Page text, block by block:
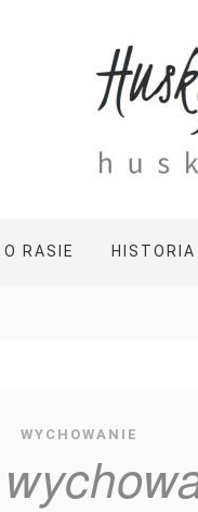
O RASIE HISTORIA
WYCHOWANIE